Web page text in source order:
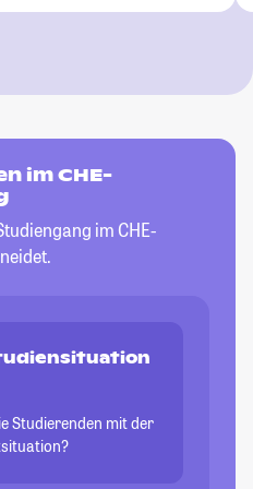
im CHE-
im CHE-
Studierenden mit der